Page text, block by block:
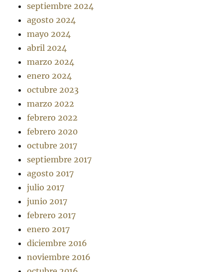
septiembre 2024
agosto 2024
mayo 2024
abril 2024
marzo 2024
enero 2024
octubre 2023
marzo 2022
febrero 2022
febrero 2020
octubre 2017
septiembre 2017
agosto 2017
julio 2017
junio 2017
febrero 2017
enero 2017
diciembre 2016
noviembre 2016